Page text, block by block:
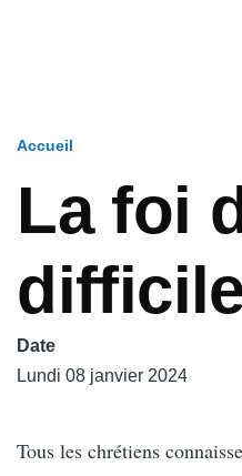
d'Ariane
Accueil
La foi
Date
Lundi 08 janvier 2024
Tous les chrétiens